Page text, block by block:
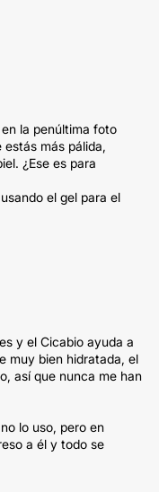
la penúltima foto
más pálida,
¿Ese es para
el gel para el
y el Cicabio ayuda a
muy bien hidratada, el
así que nunca me han
lo uso, pero en
a él y todo se